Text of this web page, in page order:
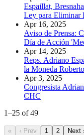
Espaillat,
Ley para Eliminar
Apr 16, 2025
Aviso de Prensa:
Día de Acción
Apr 14, 2025
Reps. Adriano
la Moneda
Apr 3, 2025
Congresista
CHC
1–25 of 49
« ‹ Prev 1 2 Next